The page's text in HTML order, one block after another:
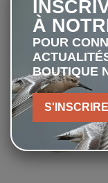
À
POUR
BOUTIQUE
S'INSCRIRE